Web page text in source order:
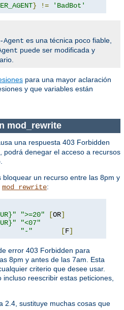
} != 'BadBot'
Agent es una técnica poco fiable,
puede ser modificada y
para una mayor aclaración
y que variables están
mod_rewrite
una respuesta 403 Forbidden
podrá denegar el acceso a recursos
bloquear un recurso entre las 8pm y
mod_rewrite:
">=20" [OR]
"<07"
"-" [F]
error 403 Forbidden para
8pm y antes de las 7am. Esta
criterio que desee usar.
reescribir estas peticiones,
2.4, sustituye muchas cosas que